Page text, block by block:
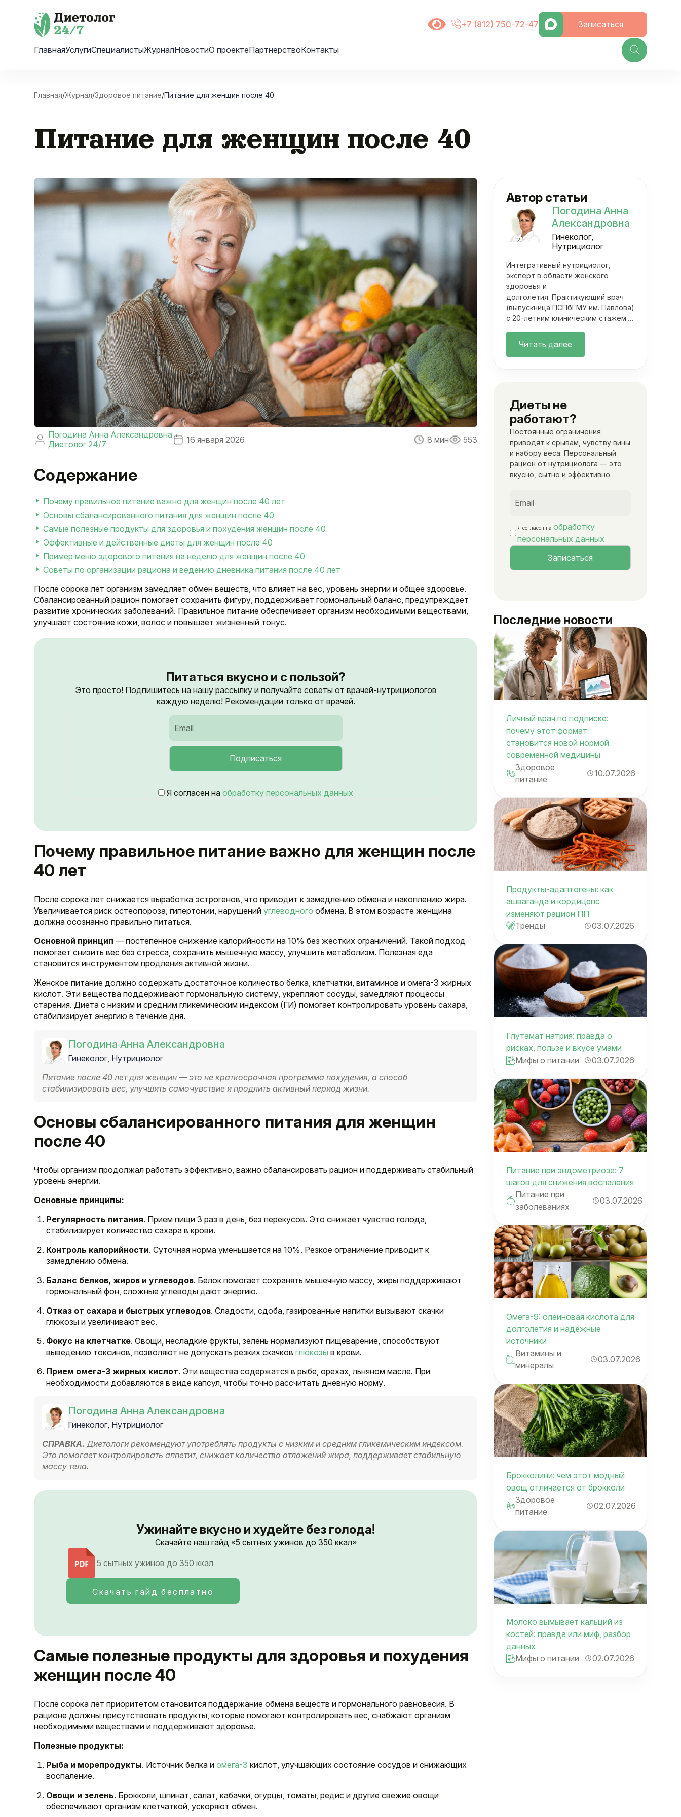
+7 (812) 750-72-47 Записаться
ГлавнаяУслугиСпециалистыЖурналНовостиО проектеПартнерствоКонтакты
Главная/Журнал/Здоровое питание/Питание для женщин после 40
Питание для женщин после 40
Погодина Анна Александровна
Диетолог 24/7
16 января 2026 8 мин 553
Содержание
Почему правильное питание важно для женщин после 40 лет
Основы сбалансированного питания для женщин после 40
Самые полезные продукты для здоровья и похудения женщин после 40
Эффективные и действенные диеты для женщин после 40
Пример меню здорового питания на неделю для женщин после 40
Советы по организации рациона и ведению дневника питания после 40 лет
После сорока лет организм замедляет обмен веществ, что влияет на вес, уровень энергии и общее здоровье.
Сбалансированный рацион помогает сохранить фигуру, поддерживает гормональный баланс, предупреждает
развитие хронических заболеваний. Правильное питание обеспечивает организм необходимыми веществами,
улучшает состояние кожи, волос и повышает жизненный тонус.
Питаться вкусно и с пользой?
Это просто! Подпишитесь на нашу рассылку и получайте советы от врачей-нутрициологов
каждую неделю! Рекомендации только от врачей.
Я согласен на обработку персональных данных
Почему правильное питание важно для женщин после
40 лет
После сорока лет снижается выработка эстрогенов, что приводит к замедлению обмена и накоплению жира.
Увеличивается риск остеопороза, гипертонии, нарушенийуглеводного обмена. В этом возрасте женщина
должна осознанно правильно питаться.
Основной принцип — постепенное снижение калорийности на 10% без жестких ограничений. Такой подход
помогает снизить вес без стресса, сохранить мышечную массу, улучшить метаболизм. Полезная еда
становится инструментом продления активной жизни.
Женское питание должно содержать достаточное количество белка, клетчатки, витаминов и омега-3 жирных
кислот. Эти вещества поддерживают гормональную систему, укрепляют сосуды, замедляют процессы
старения. Диета с низким и средним гликемическим индексом (ГИ) помогает контролировать уровень сахара,
стабилизирует энергию в течение дня.
Погодина Анна Александровна
Гинеколог, Нутрициолог
Питание после 40 лет для женщин — это не краткосрочная программа похудения, а способ
стабилизировать вес, улучшить самочувствие и продлить активный период жизни.
Основы сбалансированного питания для женщин
после 40
Чтобы организм продолжал работать эффективно, важно сбалансировать рацион и поддерживать стабильный
уровень энергии.
Основные принципы:
Регулярность питания. Прием пищи 3 раз в день, без перекусов. Это снижает чувство голода,
стабилизирует количество сахара в крови.
Контроль калорийности. Суточная норма уменьшается на 10%. Резкое ограничение приводит к
замедлению обмена.
Баланс белков, жиров и углеводов. Белок помогает сохранять мышечную массу, жиры поддерживают
гормональный фон, сложные углеводы дают энергию.
Отказ от сахара и быстрых углеводов. Сладости, сдоба, газированные напитки вызывают скачки
глюкозы и увеличивают вес.
Фокус на клетчатке. Овощи, несладкие фрукты, зелень нормализуют пищеварение, способствуют
выведению токсинов, позволяют не допускать резких скачковглюкозы в крови.
Прием омега-3 жирных кислот. Эти вещества содержатся в рыбе, орехах, льняном масле. При
необходимости добавляются в виде капсул, чтобы точно рассчитать дневную норму.
Погодина Анна Александровна
Гинеколог, Нутрициолог
СПРАВКА. Диетологи рекомендуют употреблять продукты с низким и средним гликемическим индексом.
Это помогает контролировать аппетит, снижает количество отложений жира, поддерживает стабильную
массу тела.
Ужинайте вкусно и худейте без голода!
Скачайте наш гайд «5 сытных ужинов до 350 ккал»
5 сытных ужинов до 350 ккал
Скачать гайд бесплатно
Самые полезные продукты для здоровья и похудения
женщин после 40
После сорока лет приоритетом становится поддержание обмена веществ и гормонального равновесия. В
рационе должны присутствовать продукты, которые помогают контролировать вес, снабжают организм
необходимыми веществами и поддерживают здоровье.
Полезные продукты:
Рыба и морепродукты. Источник белка иомега-3 кислот, улучшающих состояние сосудов и снижающих
воспаление.
Овощи и зелень. Брокколи, шпинат, салат, кабачки, огурцы, томаты, редис и другие свежие овощи
обеспечивают организм клетчаткой, ускоряют обмен.
Автор статьи
Погодина Анна
Александровна
Гинеколог,
Нутрициолог
Интегративный нутрициолог,
эксперт в области женского
здоровья и
долголетия. Практикующий врач
(выпускница ПСПбГМУ им. Павлова)
с 20-летним клиническим стажем.
медицину с современными
методами нутрициологии. Ее
Читать далее
Диеты не
работают?
Постоянные ограничения
приводят к срывам, чувству вины
и набору веса. Персональный
рацион от нутрициолога — это
вкусно, сытно и эффективно.
Я согласен на обработку
персональных данных
Последние новости
Личный врач по подписке:
почему этот формат
становится новой нормой
современной медицины
Здоровое
питание
10.07.2026
Продукты-адаптогены: как
ашваганда и кордицепс
изменяют рацион ПП
Тренды
03.07.2026
Глутамат натрия: правда о
рисках, пользе и вкусе умами
Мифы о питании
03.07.2026
Питание при эндометриозе: 7
шагов для снижения воспаления
Питание при
заболеваниях
03.07.2026
Омега-9: олеиновая кислота для
долголетия и надёжные
источники
Витамины и
минералы
03.07.2026
Брокколини: чем этот модный
овощ отличается от брокколи
Здоровое
питание
02.07.2026
Молоко вымывает кальций из
костей: правда или миф, разбор
данных
Мифы о питании
02.07.2026